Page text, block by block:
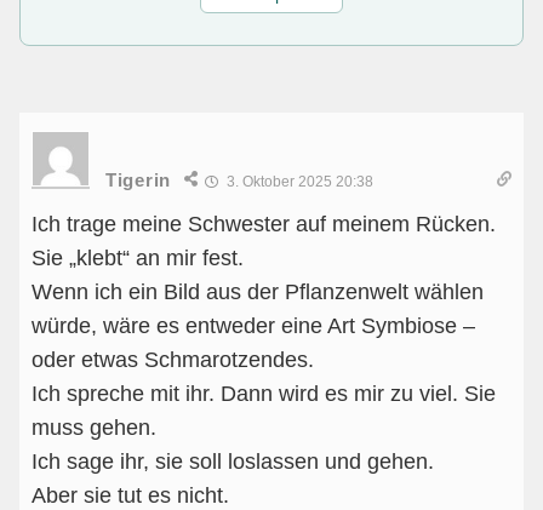
Tigerin 3. Oktober 2025 20:38
Ich trage meine Schwester auf meinem Rücken.
Sie „klebt“ an mir fest.
Wenn ich ein Bild aus der Pflanzenwelt wählen
würde, wäre es entweder eine Art Symbiose –
oder etwas Schmarotzendes.
Ich spreche mit ihr. Dann wird es mir zu viel. Sie
muss gehen.
Ich sage ihr, sie soll loslassen und gehen.
Aber sie tut es nicht.